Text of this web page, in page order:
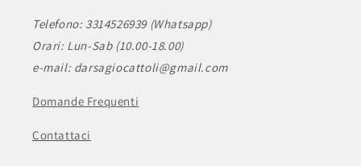
Telefono: 3314526939 (Whatsapp)
Orari: Lun-Sab (10.00-18.00)
e-mail: darsagiocattoli@gmail.com
Domande Frequenti
Contattaci